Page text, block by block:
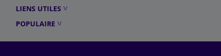
LIENS UTILES
POPULAIRE